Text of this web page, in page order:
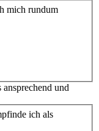
mich rundum
und
ich als